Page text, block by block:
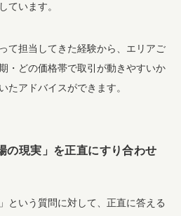
ています。
て担当してきた経験から、エリアご
・どの価格帯で取引が動きやすいか
たアドバイスができます。
の現実」を正直にすり合わせ
という質問に対して、正直に答える